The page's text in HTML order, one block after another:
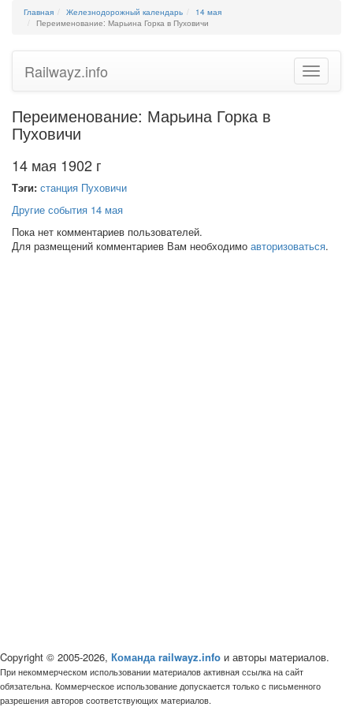
Главная Железнодорожный календарь
14 мая
Переименование: Марьина Горка в Пуховичи
Toggle
Railwayz.info
Переименование: Марьина Горка в
Пуховичи
14 мая 1902 г
Тэги: станция Пуховичи
Другие события 14 мая
Пока нет комментариев пользователей.
Для размещений комментариев Вам необходимо авторизоваться.
Copyright © 2005-2026, Команда railwayz.info и авторы материалов.
При некоммерческом использовании материалов активная ссылка на сайт
обязательна. Коммерческое использование допускается только с письменного
разрешения авторов соответствующих материалов.